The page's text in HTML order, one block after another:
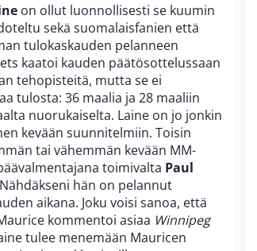
on ollut luonnollisesti se kuumin
sekä suomalaisfanien että
tulokaskauden pelanneen
kaatoi kauden päätösottelussaan
tehopisteitä, mutta se ei
tulosta: 36 maalia ja 28 maaliin
nuorukaiselta. Laine on jo jonkin
kevään suunnitelmiin. Toisin
tai vähemmän kevään MM-
toimivalta Paul
hän on pelannut
aikana. Joku voisi sanoa, että
kommentoi asiaa Winnipeg
tulee menemään Mauricen